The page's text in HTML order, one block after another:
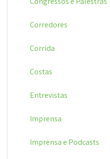
Corredores
Corrida
Costas
Entrevistas
Imprensa
Imprensa e Podcasts